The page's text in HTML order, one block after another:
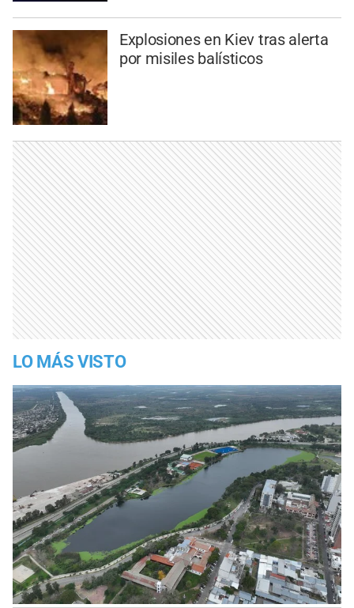
Explosiones en Kiev tras alerta
por misiles balísticos
LO MÁS VISTO